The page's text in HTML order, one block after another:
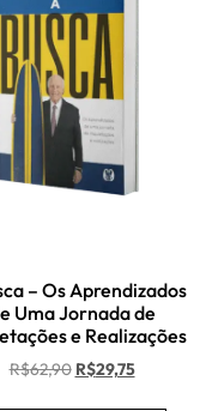
– Os Aprendizados
Uma Jornada de
e Realizações
R$62,90 R$29,75